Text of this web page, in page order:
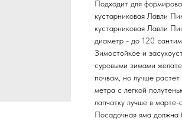
Подходит для
кустарниковая Лавли
кустарниковая Лавли
диаметр - до 120
Зимостойкое и
суровыми зимами
почвам, но лучше
метра с легкой
лапчатку лучше в марте-
Посадочная яма должна